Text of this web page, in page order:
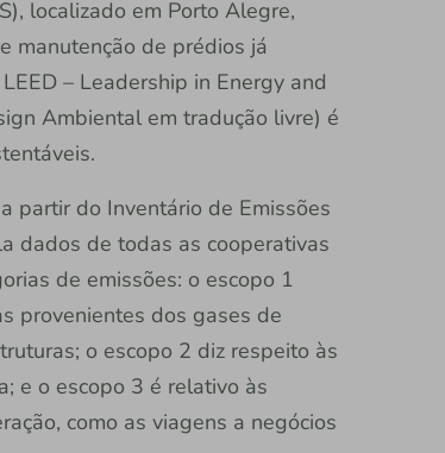
localizado em Porto Alegre,
manutenção de prédios já
– Leadership in Energy and
Ambiental em tradução livre) é
partir do Inventário de Emissões
dados de todas as cooperativas
de emissões: o escopo 1
provenientes dos gases de
o escopo 2 diz respeito às
e o escopo 3 é relativo às
como as viagens a negócios